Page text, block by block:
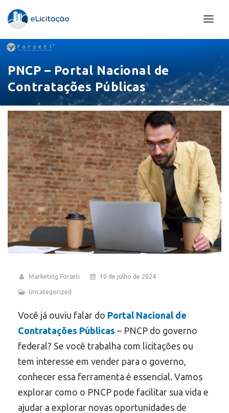
PNCP – Portal Nacional de
Contratações Públicas
Marketing Forseti 10 de julho de 2024
Uncategorized
Você já ouviu falar do Portal Nacional de
Contratações Públicas – PNCP do governo
federal? Se você trabalha com licitações ou
tem interesse em vender para o governo,
conhecer essa ferramenta é essencial. Vamos
explorar como o PNCP pode facilitar sua vida e
ajudar a explorar novas oportunidades de